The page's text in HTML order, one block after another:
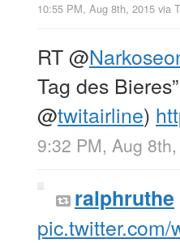
10:55 PM, Aug 8th, 2015 via
RT@
Tag des
@twitairline)
9:32 PM, Aug
ralphruthe
pic.twitter.com/